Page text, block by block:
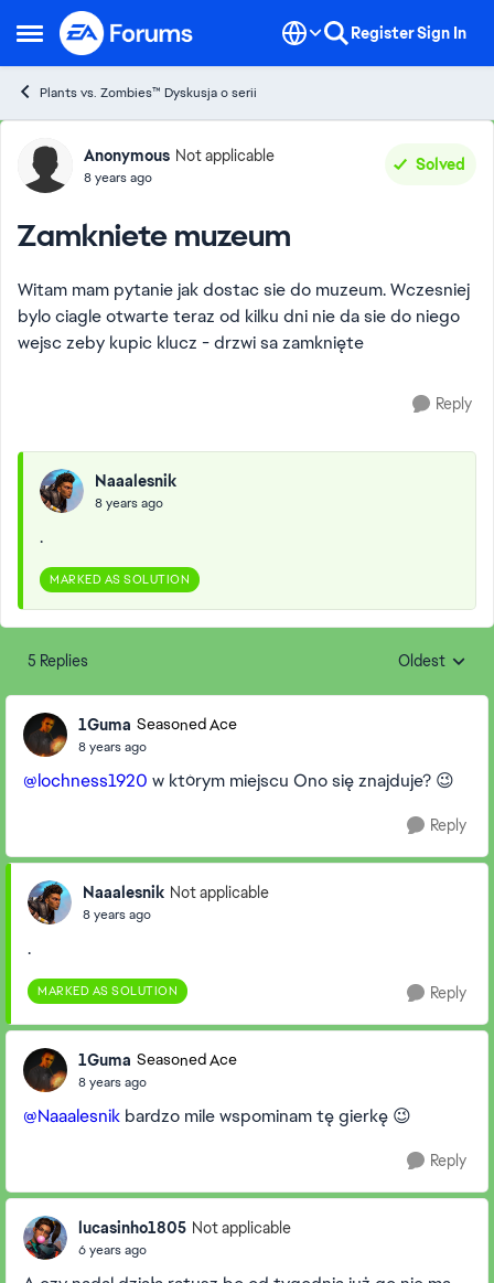
Open Side Menu
Skip to content RegisterSign In
Plants vs. Zombies™ Dyskusja o serii
Forum Discussion
Anonymous Not applicable
8 years ago
Solved
Zamkniete muzeum
Witam mam pytanie jak dostac sie do muzeum. Wczesniej
bylo ciagle otwarte teraz od kilku dni nie da sie do niego
wejsc zeby kupic klucz - drzwi sa zamknięte
Reply
Naaalesnik
8 years ago
.
MARKED AS SOLUTION
5 Replies Replies
Oldest
1Guma Seasoned Ace
8 years ago
@lochness1920 w którym miejscu Ono się znajduje? 😉
Reply
Naaalesnik Not applicable
8 years ago
.
MARKED AS SOLUTION Reply
1Guma Seasoned Ace
8 years ago
@Naaalesnik bardzo mile wspominam tę gierkę 😉
Reply
lucasinho1805 Not applicable
6 years ago